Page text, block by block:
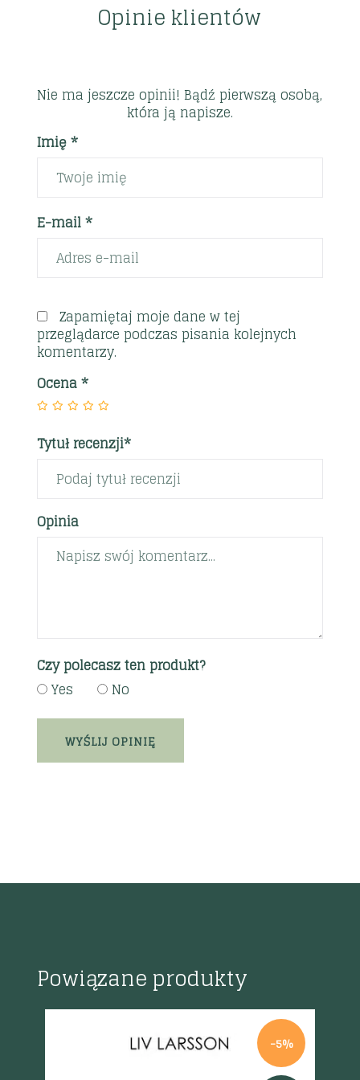
Opinie klientów
Nie ma jeszcze opinii! Bądź pierwszą osobą,
która ją napisze.
Imię *
E-mail *
Zapamiętaj moje dane w tej
przeglądarce podczas pisania kolejnych
komentarzy.
Ocena*
Tytuł recenzji*
Opinia
Czy polecasz ten produkt?
Yes
No
Powiązane produkty
-5%